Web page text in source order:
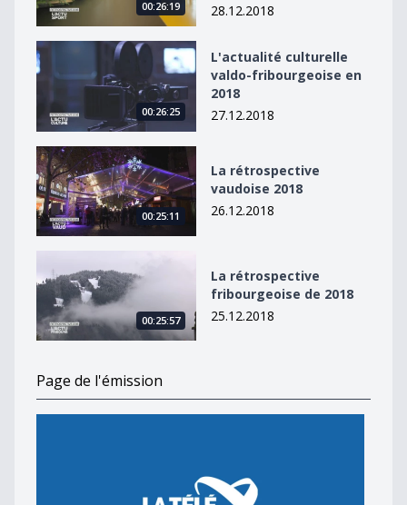
00:26:19
28.12.2018
L&#039;actualité culturelle valdo-fribourgeoise en
00:26:25
L'actualité culturelle
valdo-fribourgeoise en
2018
27.12.2018
La rétrospective vaudoise 2018
00:25:11
La rétrospective
vaudoise 2018
26.12.2018
00:25:57
La rétrospective
fribourgeoise de 2018
25.12.2018
Page de l'émission